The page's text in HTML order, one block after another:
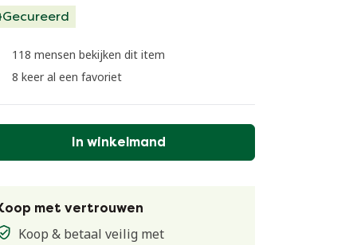
Gecureerd
118 mensen bekijken dit item
8 keer al een favoriet
In winkelmand
met vertrouwen
Koop & betaal veilig met